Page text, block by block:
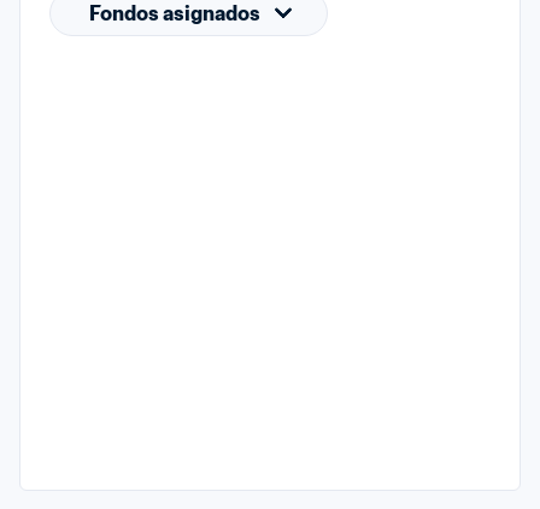
Fondos asignados